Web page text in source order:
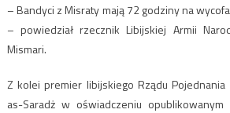
– Bandyci z Misraty mają 72 godziny na
– powiedział rzecznik Libijskiej Armii
Mismari.
Z kolei premier libijskiego Rządu Pojednania
as-Saradż w oświadczeniu